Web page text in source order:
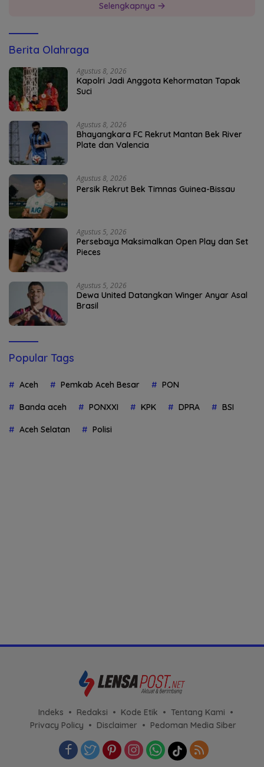
Selengkapnya
Berita Olahraga
Agustus 8, 2026
Kapolri Jadi Anggota Kehormatan Tapak
Suci
Agustus 8, 2026
Bhayangkara FC Rekrut Mantan Bek River
Plate dan Valencia
Agustus 8, 2026
Persik Rekrut Bek Timnas Guinea-Bissau
Agustus 5, 2026
Persebaya Maksimalkan Open Play dan Set
Pieces
Agustus 5, 2026
Dewa United Datangkan Winger Anyar Asal
Brasil
Popular Tags
Aceh Pemkab Aceh Besar PON
Banda aceh PONXXI KPK DPRA BSI
Aceh Selatan Polisi
Indeks Redaksi Kode Etik
Tentang Kami
Privacy Policy
Disclaimer Pedoman Media Siber